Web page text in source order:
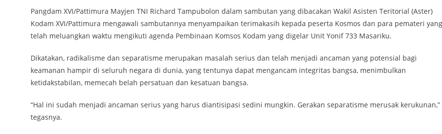
Pangdam XVI/Pattimura Mayjen TNI Richard Tampubolon dalam sambutan yang dibacakan Wakil Asisten Teritorial (Aster)
Kodam XVI/Pattimura mengawali sambutannya menyampaikan terimakasih kepada peserta Kosmos dan para pemateri yang
telah meluangkan waktu mengikuti agenda Pembinaan Komsos Kodam yang digelar Unit Yonif 733 Masariku.
Dikatakan, radikalisme dan separatisme merupakan masalah serius dan telah menjadi ancaman yang potensial bagi
keamanan hampir di seluruh negara di dunia, yang tentunya dapat mengancam integritas bangsa, menimbulkan
ketidakstabilan, memecah belah persatuan dan kesatuan bangsa.
“Hal ini sudah menjadi ancaman serius yang harus diantisipasi sedini mungkin. Gerakan separatisme merusak kerukunan,”
tegasnya.